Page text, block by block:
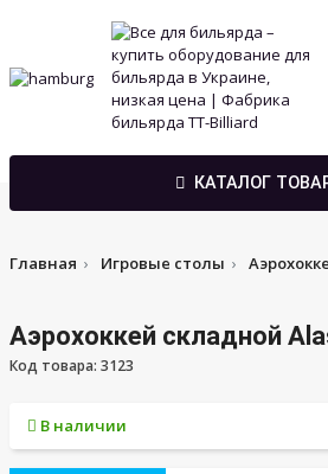
КАТАЛОГ
Главная Игровые столы
Аэрохоккей складной
Код товара: 3123
В наличии